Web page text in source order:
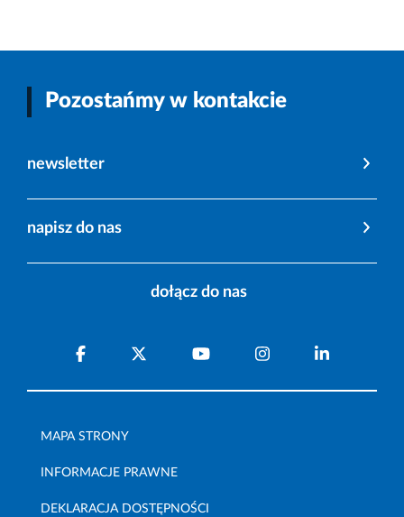
Pozostańmy w kontakcie
newsletter
napisz do nas
dołącz do nas
MAPA STRONY
INFORMACJE PRAWNE
DEKLARACJA DOSTĘPNOŚCI